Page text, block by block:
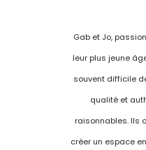
Gab et Jo,
leur plus jeune
souvent difficile
qualité et
raisonnables. Ils
créer un espace